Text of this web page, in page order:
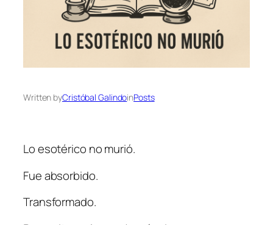
Written byCristóbal GalindoinPosts
Lo esotérico no murió.
Fue absorbido.
Transformado.